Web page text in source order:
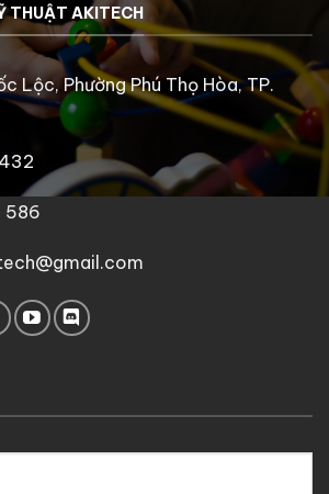
THUẬT AKITECH
Lộc, Phường Phú Thọ Hòa, TP.
586